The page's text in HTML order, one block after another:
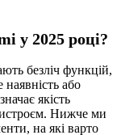
у 2025 році?
безліч функцій,
або
якість
Нижче ми
на які варто